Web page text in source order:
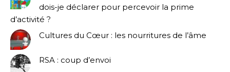
dois-je déclarer pour percevoir la prime
d’activité ?
Cultures du Cœur : les nourritures de l’âme
RSA : coup d’envoi